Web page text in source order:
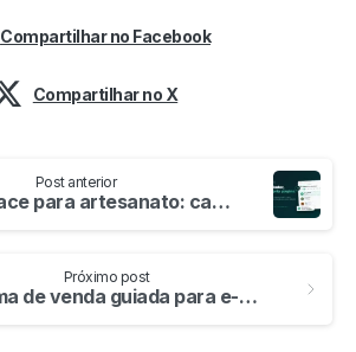
Compartilhar no Facebook
Compartilhar no X
Post anterior
Marketplace para artesanato: catalogo de criadores na Plataforma Soul
Próximo post
Sistema de venda guiada para e-commerce: o guia completo